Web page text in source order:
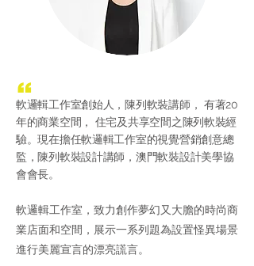
軟邏輯工作室創始人，陳列軟裝講師， 有著20
年的商業空間， 住宅及共享空間之陳列軟裝經
驗。現在擔任軟邏輯工作室的視覺營銷創意總
監， 陳列軟裝設計講師， 澳門軟裝設計美學協
會會長。
軟邏輯工作室，致力創作夢幻又大膽的時尚商
業店面和空間，展示一系列題為設置怪異場景
進行美麗宣言的漂亮謊言。
“